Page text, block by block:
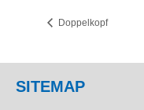
Doppelkopf
SITEMAP